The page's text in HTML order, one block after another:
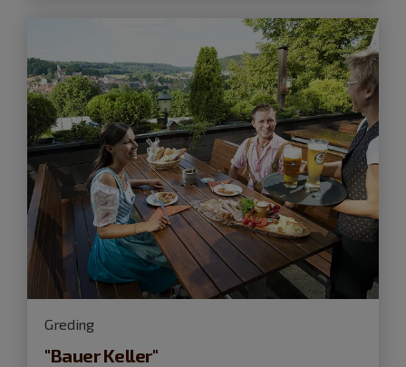
Greding
"Bauer Keller"